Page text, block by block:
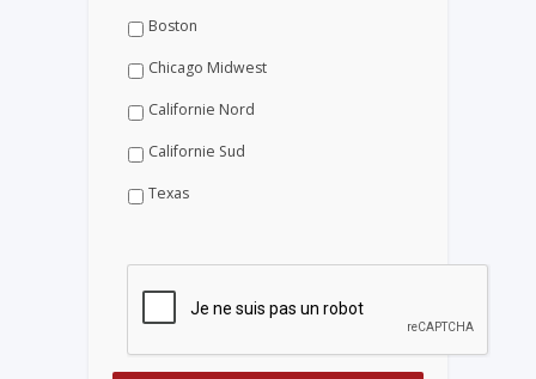
Boston
Chicago Midwest
Californie Nord
Californie Sud
Texas